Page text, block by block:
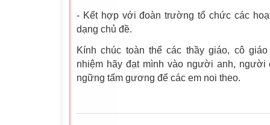
- Kết hợp với đoàn trường tổ chức các
dạng chủ đề.
Kính chúc toàn thể các thầy giáo, cô
nhiệm hãy đạt mình vào người anh,
ngững tấm gương để các em noi theo.